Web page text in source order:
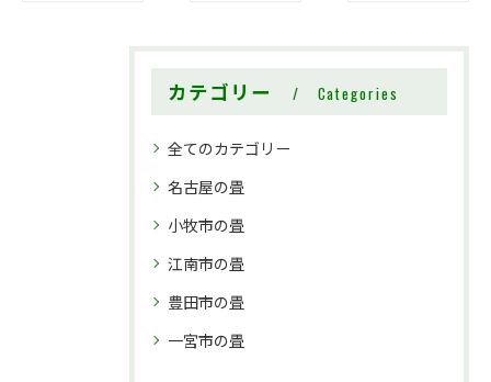
カテゴリー Categories
全てのカテゴリー
名古屋の畳
小牧市の畳
江南市の畳
豊田市の畳
一宮市の畳